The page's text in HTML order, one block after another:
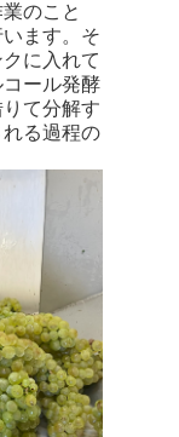
のこと
ます。そ
に入れて
ール発酵
て分解す
る過程の